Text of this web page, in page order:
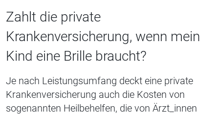
Zahlt die private
Krankenversicherung, wenn mein
Kind eine Brille braucht?
Je nach Leistungsumfang deckt eine private
Krankenversicherung auch die Kosten von
sogenannten Heilbehelfen, die von Ärzt_innen